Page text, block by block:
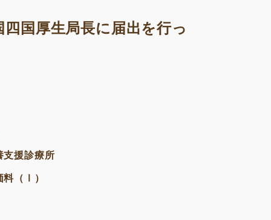
国厚生局長に届出を行っ
支援診療所
（Ⅰ）